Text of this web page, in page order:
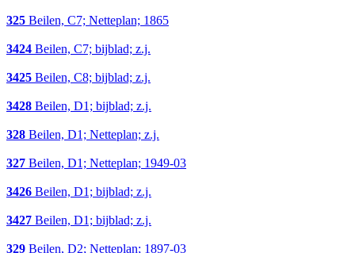
325 Beilen, C7; Netteplan; 1865
3424 Beilen, C7; bijblad; z.j.
3425 Beilen, C8; bijblad; z.j.
3428 Beilen, D1; bijblad; z.j.
328 Beilen, D1; Netteplan; z.j.
327 Beilen, D1; Netteplan; 1949-03
3426 Beilen, D1; bijblad; z.j.
3427 Beilen, D1; bijblad; z.j.
329 Beilen, D2; Netteplan; 1897-03